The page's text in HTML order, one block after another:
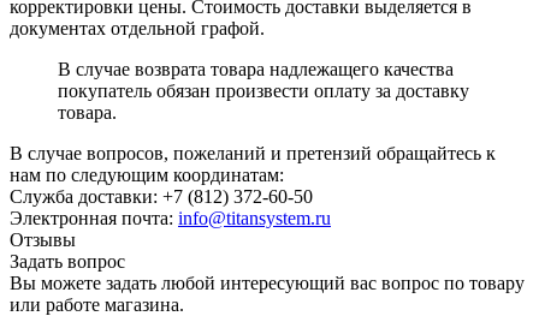
корректировки цены. Стоимость доставки выделяется в
документах отдельной графой.
В случае возврата товара надлежащего качества
покупатель обязан произвести оплату за доставку
товара.
В случае вопросов, пожеланий и претензий обращайтесь к
нам по следующим координатам:
Служба доставки: +7 (812) 372-60-50
Электронная почта: info@titansystem.ru
Отзывы
Задать вопрос
Вы можете задать любой интересующий вас вопрос по товару
или работе магазина.